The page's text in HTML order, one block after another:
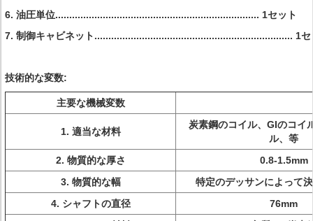
6. 油圧単位......................................................................... 1セット
7. 制御キャビネット....................................................................... 1セ
技術的な変数:
主要な機械変数
1. 適当な材料
炭素鋼のコイル、GIのコイ
ル、等
2. 物質的な厚さ
0.8-1.5mm
3. 物質的な幅
特定のデッサンによって
4. シャフトの直径
76mm